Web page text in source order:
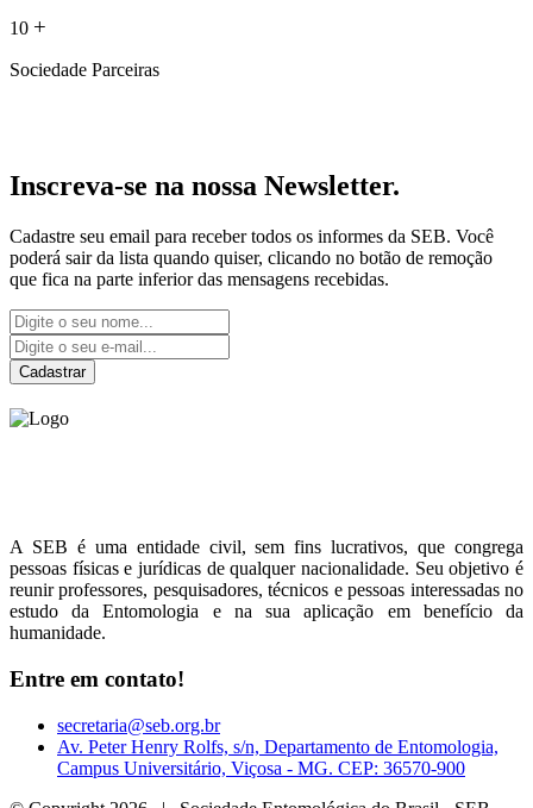
10 +
Sociedade Parceiras
Inscreva-se na nossa Newsletter.
Cadastre seu email para receber todos os informes da SEB. Você
poderá sair da lista quando quiser, clicando no botão de remoção
que fica na parte inferior das mensagens recebidas.
Cadastrar
A SEB é uma entidade civil, sem fins lucrativos, que congrega
pessoas físicas e jurídicas de qualquer nacionalidade. Seu objetivo é
reunir professores, pesquisadores, técnicos e pessoas interessadas no
estudo da Entomologia e na sua aplicação em benefício da
humanidade.
Entre em contato!
secretaria@seb.org.br
Av. Peter Henry Rolfs, s/n, Departamento de Entomologia,
Campus Universitário, Viçosa - MG. CEP: 36570-900